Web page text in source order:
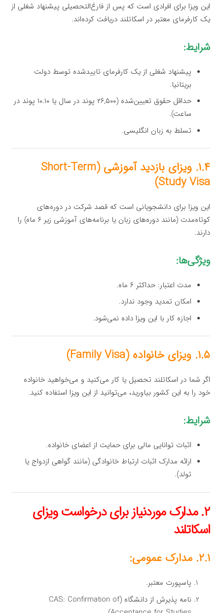
این ویزا برای افرادی است که پس از فارغ‌التحصیلی پیشنهاد شغلی از
یک کارفرمای معتبر در اسکاتلند دریافت کرده‌اند.
شرایط:
پیشنهاد شغلی از یک کارفرمای تاییدشده توسط دولت
بریتانیا.
حداقل حقوق تعیین‌شده (۲۶,۵۰۰ پوند در سال یا ۱۰.۱۰ پوند در
ساعت).
تسلط به زبان انگلیسی.
۱.۴. ویزای بازدید آموزشی (Short-Term
Study Visa)
این ویزا برای دانشجویانی است که قصد شرکت در دوره‌های
کوتاه‌مدت (مانند دوره‌های زبان یا برنامه‌های آموزشی زیر ۶ ماه) را
دارند.
ویژگی‌ها:
مدت اعتبار: حداکثر ۶ ماه.
امکان تمدید وجود ندارد.
اجازه کار با این ویزا داده نمی‌شود.
۱.۵. ویزای خانواده (Family Visa)
اگر شما در اسکاتلند تحصیل یا کار می‌کنید و می‌خواهید خانواده
خود را به این کشور بیاورید، می‌توانید از این ویزا استفاده کنید.
شرایط:
اثبات توانایی مالی برای حمایت از اعضای خانواده.
ارائه مدارک اثبات ارتباط خانوادگی (مانند گواهی ازدواج یا
تولد).
۲. مدارک موردنیاز برای درخواست ویزای
اسکاتلند
۲.۱. مدارک عمومی:
پاسپورت معتبر.
نامه پذیرش از دانشگاه (CAS: Confirmation of